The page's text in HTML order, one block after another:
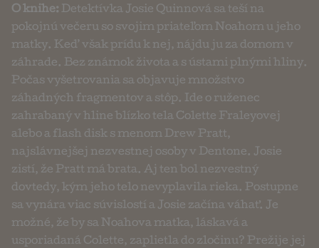
O knihe: Detektívka Josie Quinnová sa teší na
pokojnú večeru so svojim priateľom Noahom u jeho
matky. Keď však prídu k nej, nájdu ju za domom v
záhrade. Bez známok života a s ústami plnými hliny.
Počas vyšetrovania sa objavuje množstvo
záhadných fragmentov a stôp. Ide o ruženec
zahrabaný v hline blízko tela Colette Fraleyovej
alebo a flash disk s menom Drew Pratt,
najslávnejšej nezvestnej osoby v Dentone. Josie
zistí, že Pratt má brata. Aj ten bol nezvestný
dovtedy, kým jeho telo nevyplavila rieka. Postupne
sa vynára viac súvislostí a Josie začína váhať. Je
možné, že by sa Noahova matka, láskavá a
usporiadaná Colette, zaplietla do zločinu? Prežije jej